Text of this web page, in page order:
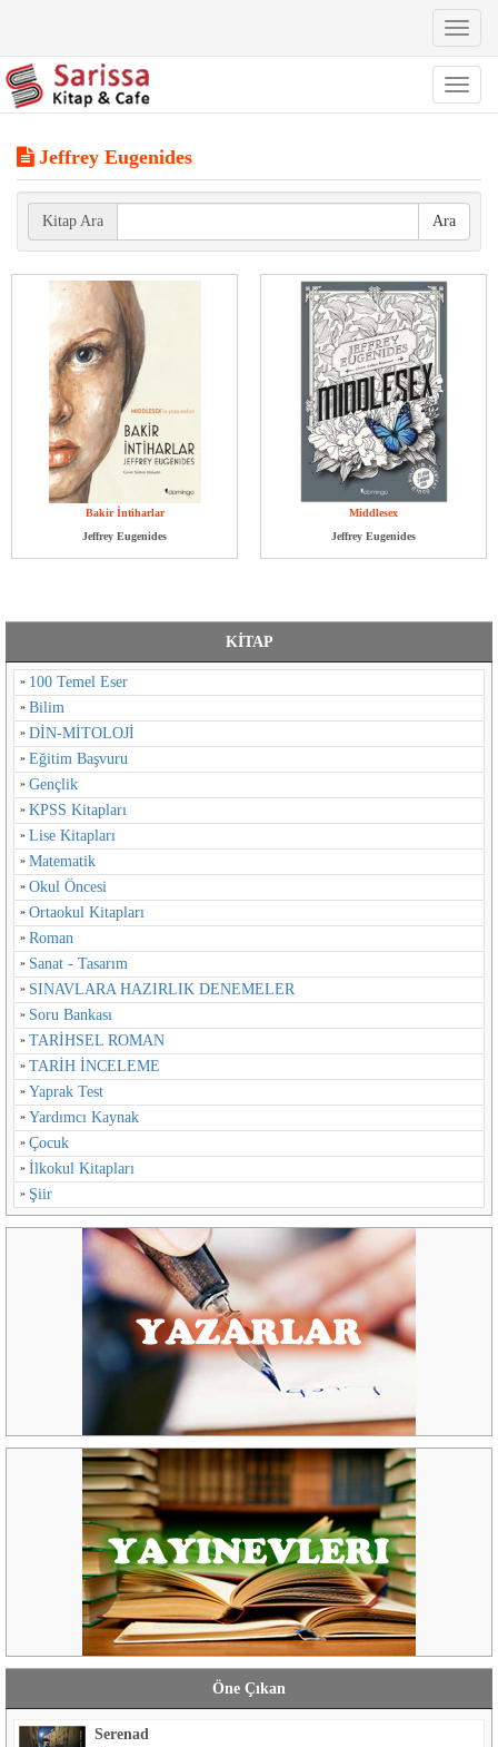
Toggle
Toggle
Jeffrey Eugenides
Kitap Ara Ara
Bakir İntiharlar
Jeffrey Eugenides
Middlesex
Jeffrey Eugenides
KİTAP
100 Temel Eser
Bilim
DİN-MİTOLOJİ
Eğitim Başvuru
Gençlik
KPSS Kitapları
Lise Kitapları
Matematik
Okul Öncesi
Ortaokul Kitapları
Roman
Sanat - Tasarım
SINAVLARA HAZIRLIK DENEMELER
Soru Bankası
TARİHSEL ROMAN
TARİH İNCELEME
Yaprak Test
Yardımcı Kaynak
Çocuk
İlkokul Kitapları
Şiir
Öne Çıkan
Serenad